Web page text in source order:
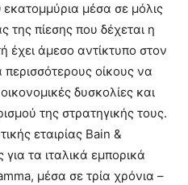
μέσα σε μόλις
της πίεσης που δέχεται η
έχει άμεσο αντίκτυπο στον
οίκους να
δυσκολίες και
της στρατηγικής τους.
εταιρίας Bain &
τα ιταλικά εμπορικά
μέσα σε τρία χρόνια –